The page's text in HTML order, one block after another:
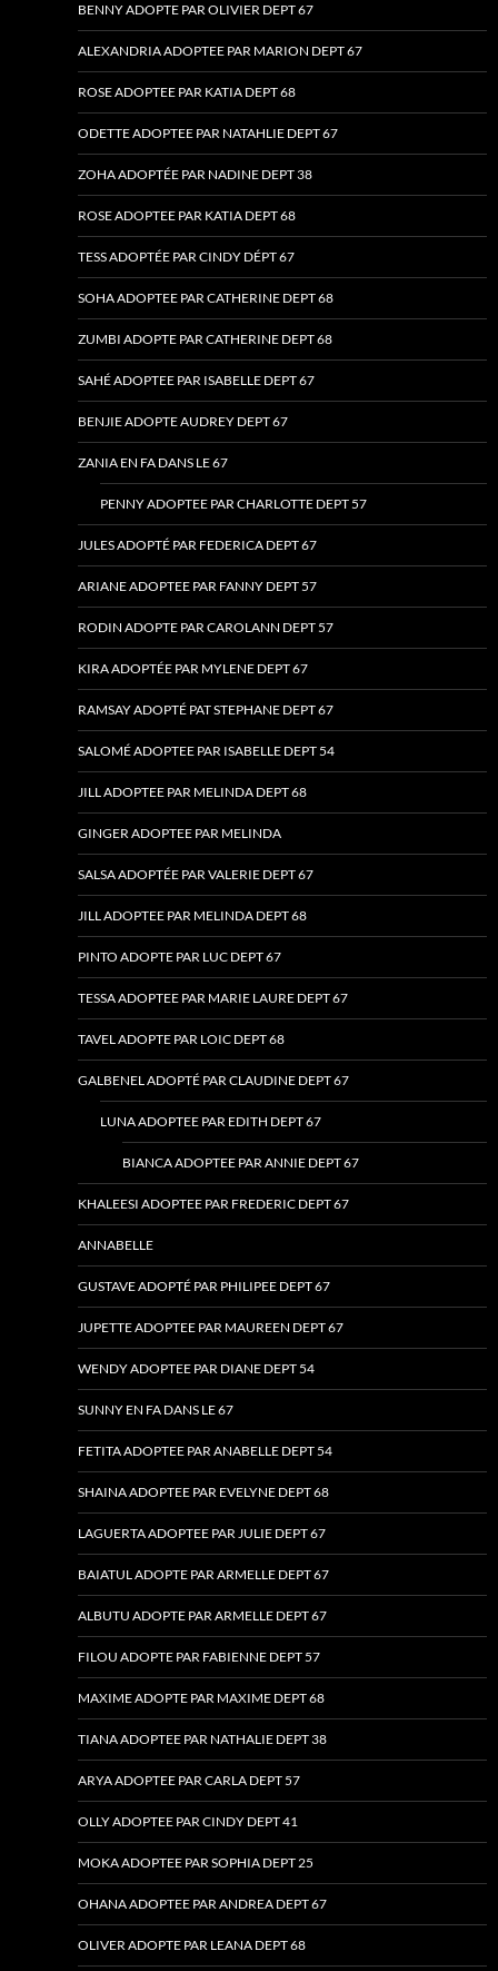
BENNY ADOPTE PAR OLIVIER DEPT 67
ALEXANDRIA ADOPTEE PAR MARION DEPT 67
ROSE ADOPTEE PAR KATIA DEPT 68
ODETTE ADOPTEE PAR NATAHLIE DEPT 67
ZOHA ADOPTÉE PAR NADINE DEPT 38
ROSE ADOPTEE PAR KATIA DEPT 68
TESS ADOPTÉE PAR CINDY DÉPT 67
SOHA ADOPTEE PAR CATHERINE DEPT 68
ZUMBI ADOPTE PAR CATHERINE DEPT 68
SAHÉ ADOPTEE PAR ISABELLE DEPT 67
BENJIE ADOPTE AUDREY DEPT 67
ZANIA EN FA DANS LE 67
PENNY ADOPTEE PAR CHARLOTTE DEPT 57
JULES ADOPTÉ PAR FEDERICA DEPT 67
ARIANE ADOPTEE PAR FANNY DEPT 57
RODIN ADOPTE PAR CAROLANN DEPT 57
KIRA ADOPTÉE PAR MYLENE DEPT 67
RAMSAY ADOPTÉ PAT STEPHANE DEPT 67
SALOMÉ ADOPTEE PAR ISABELLE DEPT 54
JILL ADOPTEE PAR MELINDA DEPT 68
GINGER ADOPTEE PAR MELINDA
SALSA ADOPTÉE PAR VALERIE DEPT 67
JILL ADOPTEE PAR MELINDA DEPT 68
PINTO ADOPTE PAR LUC DEPT 67
TESSA ADOPTEE PAR MARIE LAURE DEPT 67
TAVEL ADOPTE PAR LOIC DEPT 68
GALBENEL ADOPTÉ PAR CLAUDINE DEPT 67
LUNA ADOPTEE PAR EDITH DEPT 67
BIANCA ADOPTEE PAR ANNIE DEPT 67
KHALEESI ADOPTEE PAR FREDERIC DEPT 67
ANNABELLE
GUSTAVE ADOPTÉ PAR PHILIPEE DEPT 67
JUPETTE ADOPTEE PAR MAUREEN DEPT 67
WENDY ADOPTEE PAR DIANE DEPT 54
SUNNY EN FA DANS LE 67
FETITA ADOPTEE PAR ANABELLE DEPT 54
SHAINA ADOPTEE PAR EVELYNE DEPT 68
LAGUERTA ADOPTEE PAR JULIE DEPT 67
BAIATUL ADOPTE PAR ARMELLE DEPT 67
ALBUTU ADOPTE PAR ARMELLE DEPT 67
FILOU ADOPTE PAR FABIENNE DEPT 57
MAXIME ADOPTE PAR MAXIME DEPT 68
TIANA ADOPTEE PAR NATHALIE DEPT 38
ARYA ADOPTEE PAR CARLA DEPT 57
OLLY ADOPTEE PAR CINDY DEPT 41
MOKA ADOPTEE PAR SOPHIA DEPT 25
OHANA ADOPTEE PAR ANDREA DEPT 67
OLIVER ADOPTE PAR LEANA DEPT 68